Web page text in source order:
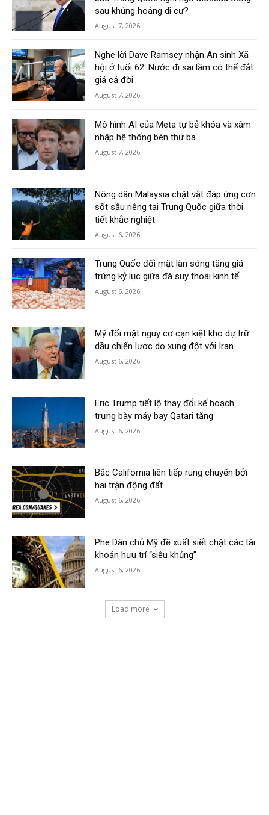
sau khủng hoảng di cư?
August 7, 2026
Nghe lời Dave Ramsey nhận An sinh Xã
hội ở tuổi 62: Nước đi sai lầm có thể đắt
giá cả đời
August 7, 2026
Mô hình AI của Meta tự bẻ khóa và xâm
nhập hệ thống bên thứ ba
August 7, 2026
Nông dân Malaysia chật vật đáp ứng cơn
sốt sầu riêng tại Trung Quốc giữa thời
tiết khắc nghiệt
August 6, 2026
Trung Quốc đối mặt làn sóng tăng giá
trứng kỷ lục giữa đà suy thoái kinh tế
August 6, 2026
Mỹ đối mặt nguy cơ cạn kiệt kho dự trữ
dầu chiến lược do xung đột với Iran
August 6, 2026
Eric Trump tiết lộ thay đổi kế hoạch
trưng bày máy bay Qatari tặng
August 6, 2026
Bắc California liên tiếp rung chuyển bởi
hai trận động đất
August 6, 2026
Phe Dân chủ Mỹ đề xuất siết chặt các tài
khoản hưu trí “siêu khủng”
August 6, 2026
Load more